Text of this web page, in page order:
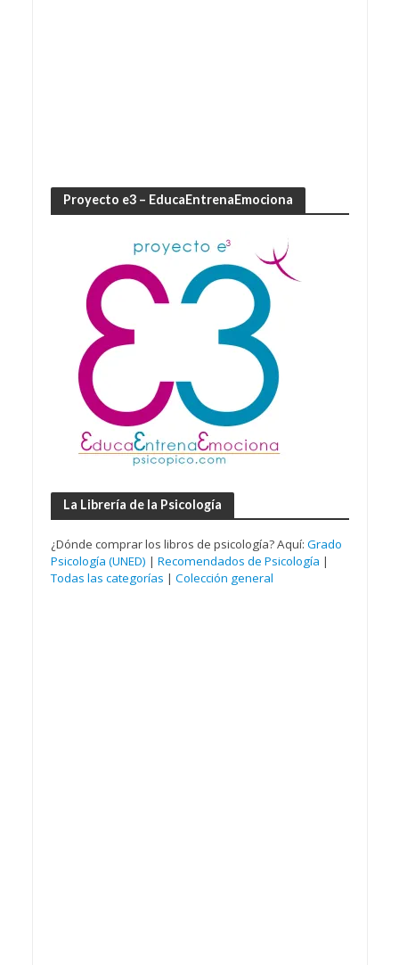
Proyecto e3 – EducaEntrenaEmociona
La Librería de la Psicología
¿Dónde comprar los libros de psicología? Aquí: Grado
Psicología (UNED) | Recomendados de Psicología |
Todas las categorías | Colección general